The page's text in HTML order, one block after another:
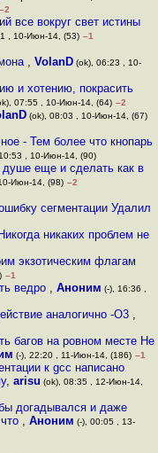
–2
все вокруг свет истины
, 10-Июн-14, (53) –1
,VolanD (ok), 06:23 , 10-
и хотению, покрасить
07:55 , 10-Июн-14, (64) –2
(ok), 08:03 , 10-Июн-14, (67)
- Тем более что кнопарь
, 10-Июн-14, (90)
еще и сделать как в
Июн-14, (98) –2
сегментации Удалил
никаких проблем не
экзотическим флагам
–1
ведро , Аноним (-), 16:36 ,
аналогично -O3 ,
багов на ровном месте Не
(-), 22:20 , 11-Июн-14, (186) –1
к gcc написано
, arisu (ok), 08:35 , 12-Июн-14,
догадывался и даже
,Аноним (-), 00:05 , 13-